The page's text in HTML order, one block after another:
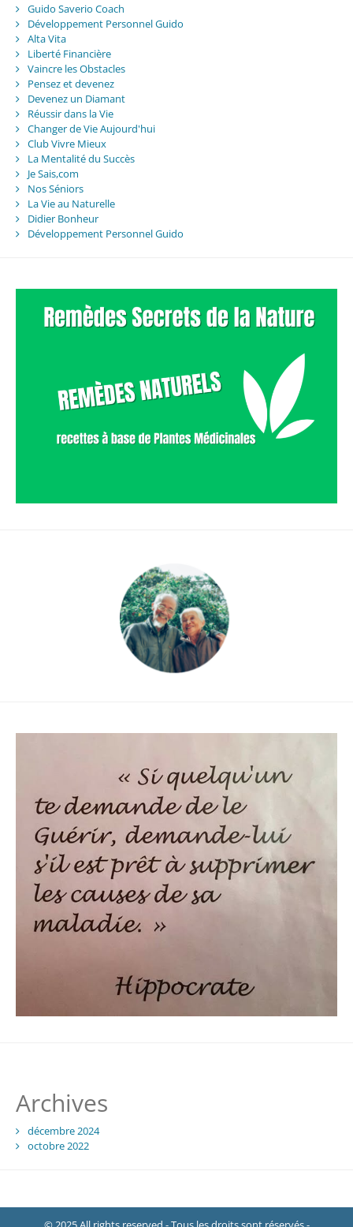
Guido Saverio Coach
Développement Personnel Guido
Alta Vita
Liberté Financière
Vaincre les Obstacles
Pensez et devenez
Devenez un Diamant
Réussir dans la Vie
Changer de Vie Aujourd'hui
Club Vivre Mieux
La Mentalité du Succès
Je Sais,com
Nos Séniors
La Vie au Naturelle
Didier Bonheur
Développement Personnel Guido
Archives
décembre 2024
octobre 2022